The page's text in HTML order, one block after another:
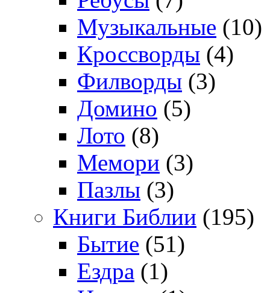
Музыкальные (10)
Кроссворды (4)
Филворды (3)
Домино (5)
Лото (8)
Мемори (3)
Пазлы (3)
Книги Библии (195)
Бытие (51)
Ездра (1)